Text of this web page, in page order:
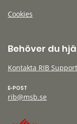
Cookies
Behöver du
Kontakta RIB Support
E-POST
rib@msb.se